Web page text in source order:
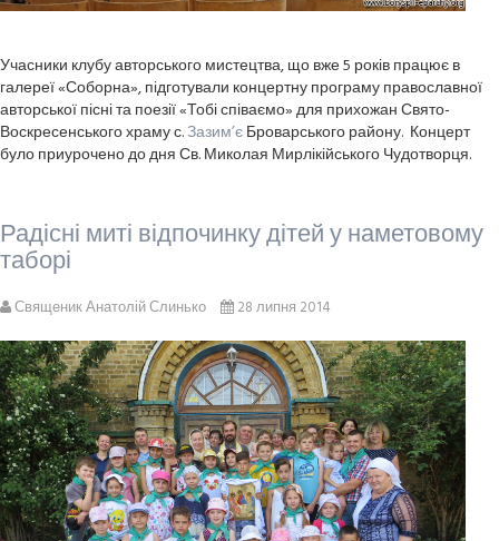
Учасники клубу авторського мистецтва, що вже 5 років працює в
галереї «Соборна», підготували концертну програму православної
авторської пісні та поезії «Тобі співаємо» для прихожан Свято-
Воскресенського храму с.Зазим’єБроварського району. Концерт
було приурочено до дня Св. Миколая Мирлікійського Чудотворця.
Радісні миті відпочинку дітей у наметовому
таборі
Священик Анатолій Слинько 28 липня 2014